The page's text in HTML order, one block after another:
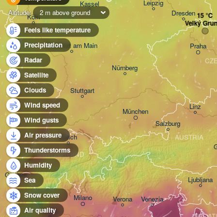
Altitude:
2 m above ground
Feels like temperature
Precipitation
Radar
Satellite
Clouds
Wind speed
Wind gusts
Air pressure
Thunderstorms
Humidity
Sea
Snow cover
Air quality
Köln
Frankfurt am Main
Nürnberg
Kassel
Milano
Torino
Stuttgart
Genève
Verona
Zürich
SWITZERLAND
Praha
Leipzig
Dresden
München
Linz
Venezia
Ljubljana
Salzburg
AUSTRIA
Velký